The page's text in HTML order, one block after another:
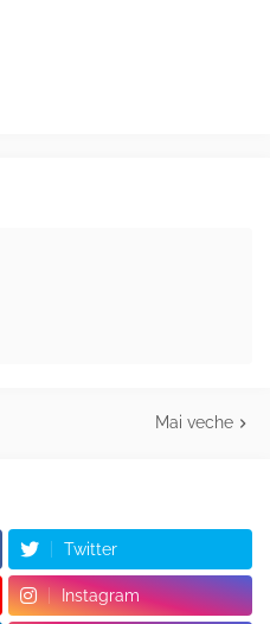
Mai veche
Twitter
Instagram